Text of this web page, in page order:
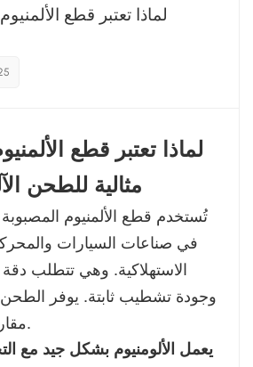
لماذا تعتبر قطع
لماذا تعتبر قطع
مثالية للطحن
تُستخدم قطع الألمنيوم
في صناعات السيارات
الاستهلاكية. وهي تتطلب دقة
وجودة تشطيب ثابتة. يوفر الطحن
مقارنةً بالعمل اليدوي.
1. يعمل الألومنيوم بشكل جيد مع